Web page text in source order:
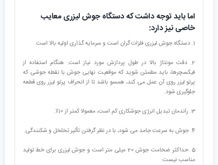
اما باید توجه داشت که دستگاه جوش لیزری معایب
خاصی نیز دارد:
1. دستگاه جوش لیزری فلزات گران است و سرمایه گذاری اولیه بالا است.
2. دقت مونتاژ بالا در طول پردازش مورد نیاز است. هنگام استفاده از
فیکسچرها، باید مطمئن شوید که موقعیت نهایی جوش با نقطه جوشی که
پرتو لیزر روی آن عمل می کند، همسو باشد تا از انحراف پرتو لیزر روی قطعه
جلوگیری شود.
3. راندمان تبدیل انرژی جوشکاری کم است، معمولا کمتر از 10٪.
4. جوش به سرعت جامد می شود، با در نظر گرفتن تأثیر تخلخل و شکنندگی.
5. حداکثر ضخامت جوش 20 میلی متر است و جوش لیزری برای خط تولید
مناسب نیست.